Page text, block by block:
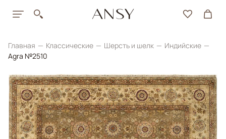
Главная Классические Шерсть и шелк
Индийские
Agra №2510